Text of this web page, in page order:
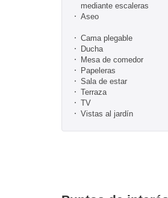
mediante escaleras
Aseo
Cama plegable
Ducha
Mesa de comedor
Papeleras
Sala de estar
Terraza
TV
Vistas al jardín